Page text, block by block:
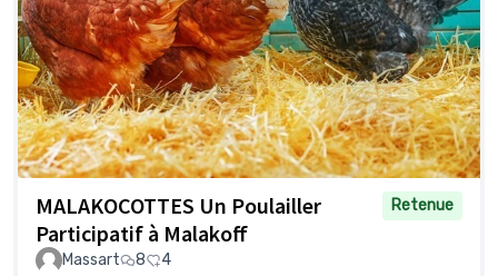
MALAKOCOTTES Un Poulailler
Participatif à Malakoff
Retenue
Massart 8 4